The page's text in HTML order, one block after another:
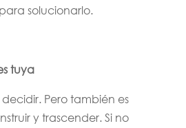
solucionarlo.
tuya
Pero también es
y trascender. Si no